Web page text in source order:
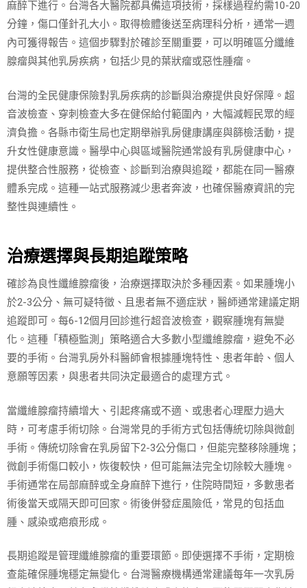
麻醉下進行。台灣各大醫院都具備這項技術，採樣過程約需10-20
分鐘，傷口僅針孔大小。取得檢體後送至病理科分析，通常一週
內可獲得報告。這個步驟對於確診至關重要，可以明確區分纖維
腺瘤與其他乳房疾病，包括少見的葉狀瘤或惡性腫瘤。
台灣的全民健康保險對乳房疾病的診斷與治療提供良好保障。超
音波檢查、穿刺檢查大多在健保給付範圍內，大幅減輕民眾的經
濟負擔。各縣市衛生局也定期舉辦乳房健康講座與篩檢活動，提
升女性健康意識。醫學中心與區域醫院通常設有乳房健康中心，
提供整合性服務，從檢查、診斷到治療與追蹤，都能在同一醫療
體系完成。這種一站式服務減少患者奔波，也確保醫療資訊的完
整性與連續性。
治療選擇與長期追蹤策略
確診為良性纖維腺瘤後，治療選擇取決於多種因素。如果腫塊小
於2-3公分、無可疑特徵、且患者無不適症狀，醫師通常建議定期
追蹤即可。每6-12個月回診進行超音波檢查，觀察腫塊有無變
化。這種「積極監測」策略適合大多數小型纖維腺瘤，避免不必
要的手術。台灣乳房外科醫師會根據腫塊特性、患者年齡、個人
意願等因素，與患者共同決定最適合的處理方式。
當纖維腺瘤持續增大、引起疼痛或不適、或患者心理壓力過大
時，可考慮手術切除。台灣常見的手術方式包括傳統切除與微創
手術。傳統切除會在乳房留下2-3公分傷口，但能完整移除腫塊；
微創手術傷口較小，恢復較快，但可能無法完全切除較大腫塊。
手術通常在局部麻醉或全身麻醉下進行，住院時間短，多數患者
術後當天或隔天即可回家。術後併發症風險低，常見的包括血
腫、感染或疤痕形成。
長期追蹤是管理纖維腺瘤的重要環節。即使選擇不手術，定期檢
查能確保腫塊穩定無變化。台灣醫療機構通常建議每年一次乳房